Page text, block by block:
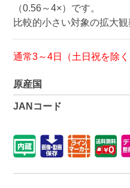
（0.56～4×）です。
比較的小さい対象の拡大観
通常3～4日（土日祝を除
原産国
JANコード